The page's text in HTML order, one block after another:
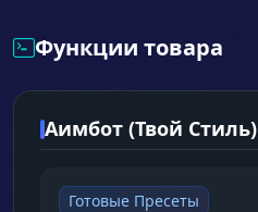
Функции товара
Аимбот (Твой Стиль)
Готовые Пресеты